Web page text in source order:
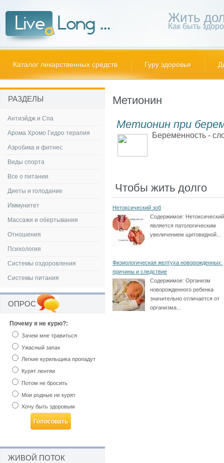
Жить
Как быть
Каталог лекарственных средств Гуру здоровья
Метионин
Метионин при
Беременность -
Чтобы жить долго
Нетоксический зоб
Содержимое:
является патологическим
увеличением щитовидной...
Физиологическая желтуха новорожденных:
причины и следствие
Содержимое: Организм
новорожденного ребенка
значительно отличается от
организма...
РАЗДЕЛЫ
Антиэйдж и Спа
Арома Хромо Гидро терапия
Аэробика и фитнес
Виды спорта
Все о питании
Диеты и голодание
Иммунитет
Массажи и обертывания
Отношения
Психология
Системы оздоровления
Системы питания
ОПРОС
Почему я не курю?:
Зачем мне травиться
Ужасный запах
Легкие курильщика пропадут
Курят лентяи
Потом не бросить
Мои родные не курят
Хочу быть здоровым
ЖИВОЙ ПОТОК